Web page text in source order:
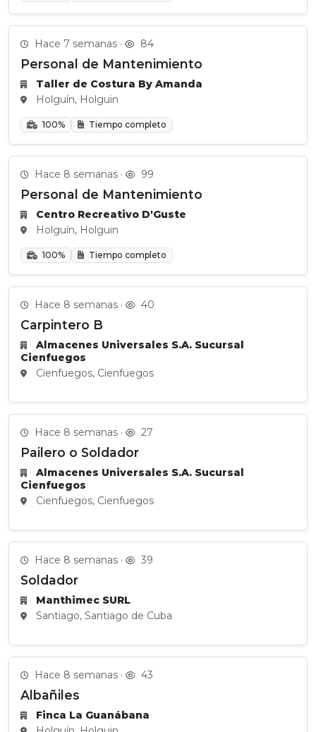
Hace 7 semanas · 84
Personal de Mantenimiento
Taller de Costura By Amanda
Holguín, Holguin
100% Tiempo completo
Hace 8 semanas · 99
Personal de Mantenimiento
Centro Recreativo D'Guste
Holguín, Holguin
100% Tiempo completo
Hace 8 semanas · 40
Carpintero B
Almacenes Universales S.A. Sucursal
Cienfuegos
Cienfuegos, Cienfuegos
Hace 8 semanas · 27
Pailero o Soldador
Almacenes Universales S.A. Sucursal
Cienfuegos
Cienfuegos, Cienfuegos
Hace 8 semanas · 39
Soldador
Manthimec SURL
Santiago, Santiago de Cuba
Hace 8 semanas · 43
Albañiles
Finca La Guanábana